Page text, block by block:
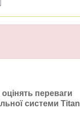
переваги
системи Titan